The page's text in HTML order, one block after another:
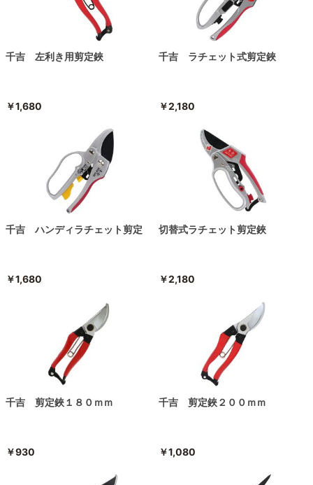
千吉 左利き用剪定鋏
￥1,680
千吉 ラチェット式剪定鋏
￥2,180
千吉 ハンディラチェット剪定
￥1,680
切替式ラチェット剪定鋏
￥2,180
千吉 剪定鋏１８０ｍｍ
￥930
千吉 剪定鋏２００ｍｍ
￥1,080